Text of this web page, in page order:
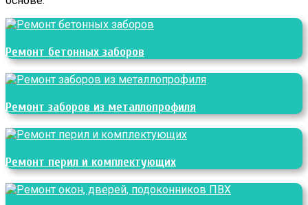
Ремонт бетонных заборов
Ремонт заборов из металлопрофиля
Ремонт перил и комплектующих